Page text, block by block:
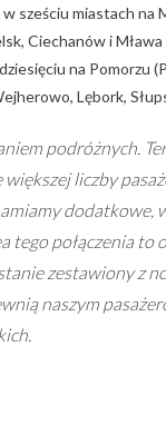
sześciu miastach na
Ciechanów i
na Pomorzu
Lębork,
podróżnych.
liczby
dodatkowe,
tego połączenia
zestawiony z
naszym